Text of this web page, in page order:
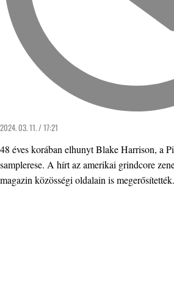
2024. 03. 11. / 17:21
48 éves korában elhunyt Blake Harrison, a
samplerese. A hírt az amerikai grindcore
magazin közösségi oldalain is megerősítették.